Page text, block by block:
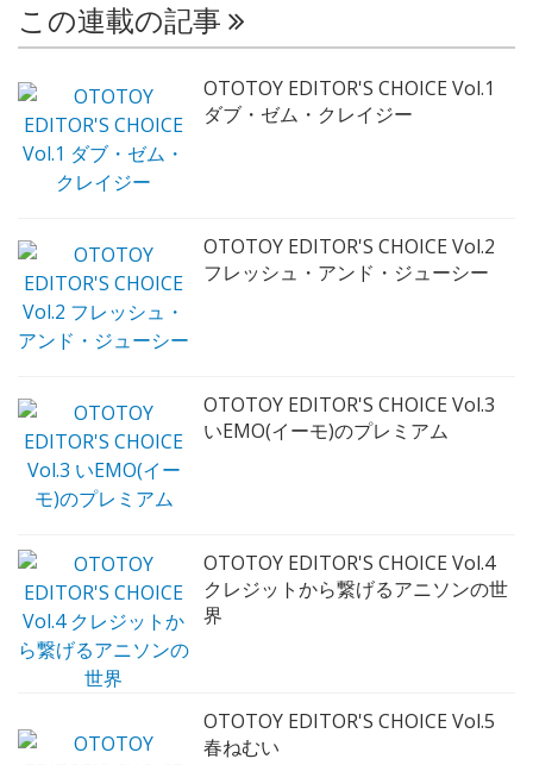
この連載の記事
OTOTOY EDITOR'S CHOICE Vol.1
ダブ・ゼム・クレイジー
OTOTOY EDITOR'S CHOICE Vol.2
フレッシュ・アンド・ジューシー
OTOTOY EDITOR'S CHOICE Vol.3
いEMO(イーモ)のプレミアム
OTOTOY EDITOR'S CHOICE Vol.4
クレジットから繋げるアニソンの世
界
OTOTOY EDITOR'S CHOICE Vol.5
春ねむい